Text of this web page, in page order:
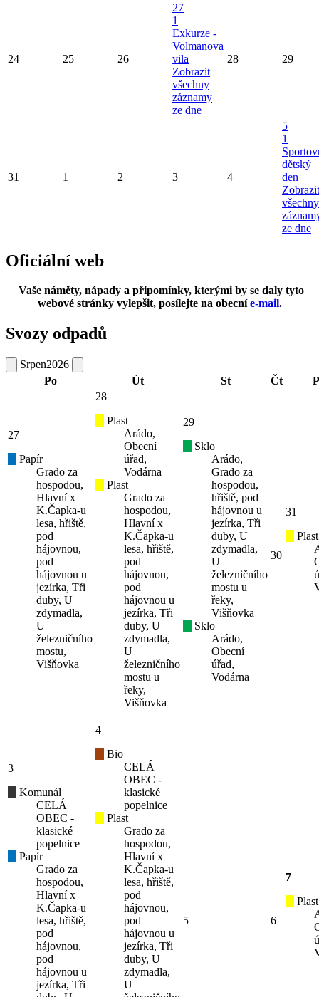
24 25 26
27
1
Exkurze -
Volmanova
vila
Zobrazit
všechny
záznamy
ze dne
28 29
31 1 2 3 4
5
1
dětský
den
Zobrazit
všechny
ze dne
Oficiální web
Vaše náměty, nápady a připomínky, kterými by se daly tyto
webové stránky vylepšit, posílejte na obecníe-mail.
Svozy odpadů
Srpen2026
Po
Út St Čt
27
Papír
Grado za
hospodou,
Hlavní x
K.Čapka-u
lesa, hřiště,
pod
hájovnou,
pod
hájovnou u
jezírka, Tři
duby, U
zdymadla,
U
železničního
mostu,
Višňovka
28
Plast
Arádo,
Obecní
úřad,
Vodárna
Plast
Grado za
hospodou,
Hlavní x
K.Čapka-u
lesa, hřiště,
pod
hájovnou,
pod
hájovnou u
jezírka, Tři
duby, U
zdymadla,
U
železničního
mostu u
řeky,
Višňovka
29
Sklo
Arádo,
Grado za
hospodou,
hřiště, pod
hájovnou u
jezírka, Tři
duby, U
zdymadla,
U
železničního
mostu u
řeky,
Višňovka
Sklo
Arádo,
Obecní
úřad,
Vodárna
30
31
Plast
3
Komunál
CELÁ
OBEC -
klasické
popelnice
Papír
Grado za
hospodou,
Hlavní x
K.Čapka-u
lesa, hřiště,
pod
hájovnou,
pod
hájovnou u
jezírka, Tři
4
Bio
CELÁ
OBEC -
klasické
popelnice
Plast
Grado za
hospodou,
Hlavní x
K.Čapka-u
lesa, hřiště,
pod
hájovnou,
pod
hájovnou u
jezírka, Tři
duby, U
zdymadla,
U
5 6
7
Plast